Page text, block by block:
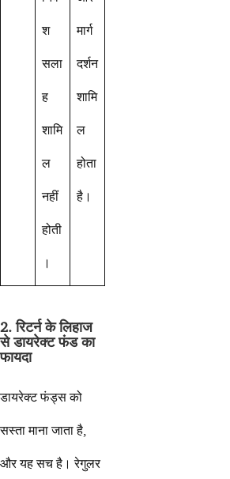
श
सला
ह
शामि
ल
नहीं
होती
।
मार्ग
दर्शन
शामि
ल
होता
है।
2. रिटर्न के लिहाज
से डायरेक्ट फंड का
फायदा
डायरेक्ट फंड्स को
सस्ता माना जाता है,
और यह सच है। रेगुलर